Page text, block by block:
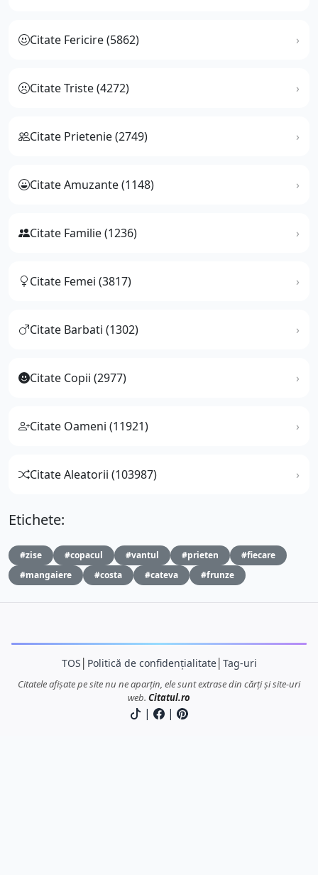
Citate Fericire (5862)
Citate Triste (4272)
Citate Prietenie (2749)
Citate Amuzante (1148)
Citate Familie (1236)
Citate Femei (3817)
Citate Barbati (1302)
Citate Copii (2977)
Citate Oameni (11921)
Citate Aleatorii (103987)
Etichete:
#zise #copacul #vantul #prieten
#fiecare
#mangaiere
#costa #cateva #frunze
TOS Politică de confidențialitate│ Tag-uri
Citatele afișate pe site nu ne aparțin, ele sunt extrase din cărți și site-uri
web. Citatul.ro
| |